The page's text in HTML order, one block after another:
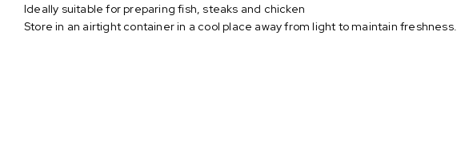
Ideally suitable for preparing fish, steaks and chicken
Store in an airtight container in a cool place away from light to maintain freshness.